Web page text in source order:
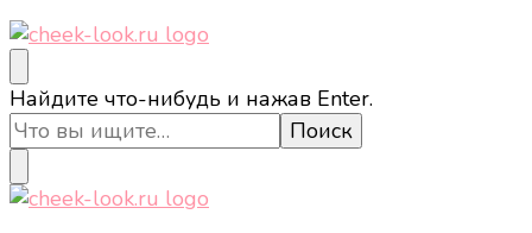
cheek-look.ru
Женский сайт о звездах и кино, а также трендах,
здоровом образе жизни, спорте, стиле, отдыхе и
еде.
Ищите
что-
то?
Найдите что-нибудь и нажав Enter.